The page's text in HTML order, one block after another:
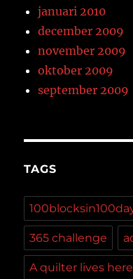
januari 2010
december 2009
november 2009
oktober 2009
september 2009
TAGS
365 challenge
A quilter lives here